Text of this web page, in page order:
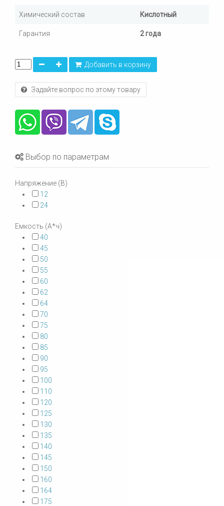
Химический состав Кислотный
Гарантия 2 года
Добавить в корзину
Задайте вопрос по этому товару
Выбор по параметрам
Напряжение (В)
12
24
Емкость (А*ч)
40
45
50
55
60
62
64
70
75
80
85
90
95
100
110
120
125
130
135
140
145
150
160
164
175